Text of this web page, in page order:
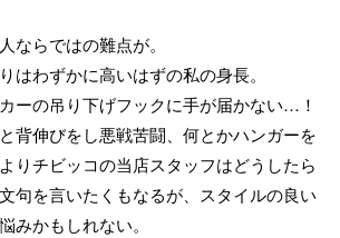
ならではの難点が。
はわずかに高いはずの私の身長。
ーの吊り下げフックに手が届かない…！
背伸びをし悪戦苦闘、何とかハンガーを
りチビッコの当店スタッフはどうしたら
句を言いたくもなるが、スタイルの良い
みかもしれない。